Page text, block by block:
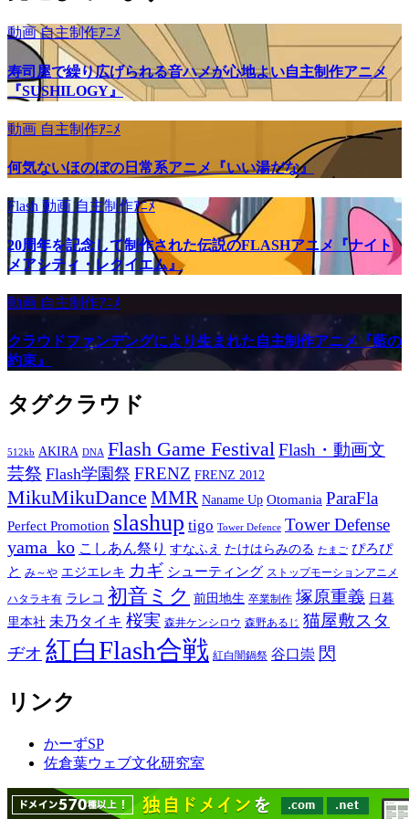
動画自主制作ｱﾆﾒ
寿司屋で繰り広げられる音ハメが心地よい自主制作アニメ
『SUSHILOGY』
動画 自主制作ｱﾆﾒ
何気ないほのぼの日常系アニメ『いい湯だな』
Flash 動画自主制作ｱﾆﾒ
20周年を記念して制作された伝説のFLASHアニメ『ナイト
メアシティ・レクイエム』
動画 自主制作ｱﾆﾒ
クラウドファンデングにより生まれた自主制作アニメ『藍の
約束』
タグクラウド
512kb AKIRA DNA Flash Game FestivalFlash・動画文
芸祭 Flash学園祭 FRENZ FRENZ 2012
MikuMikuDance MMR Naname Up Otomania ParaFla
Perfect Promotion slashup tigo Tower Defence Tower Defense
yama_ko こしあん祭り すなふえ たけはらみのる たまご ぴろぴ
と み～や エジエレキ カギ シューティング ストップモーションアニメ
ハタラキ有 ラレコ 初音ミク 前田地生 卒業制作 塚原重義 日暮
里本社 未乃タイキ 桜実 森井ケンシロウ 森野あるじ 猫屋敷スタ
ヂオ 紅白Flash合戦 紅白闇鍋祭 谷口崇 閃
リンク
かーずSP
佐倉葉ウェブ文化研究室